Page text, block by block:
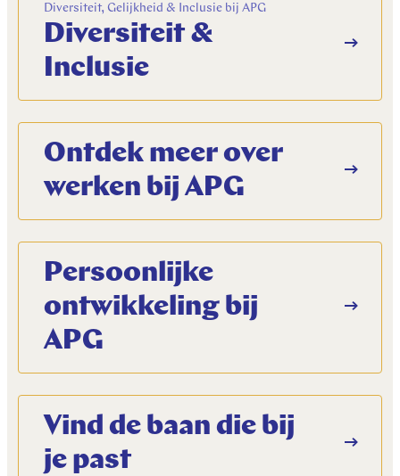
Diversiteit, Gelijkheid & Inclusie bij APG
Diversiteit &
Inclusie
Ontdek meer over
werken bij APG
Persoonlijke
ontwikkeling bij
APG
Vind de baan die bij
je past